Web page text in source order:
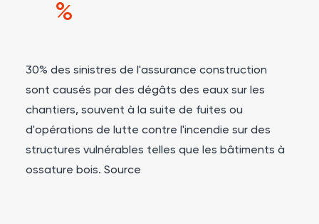
%
30% des sinistres de l'assurance construction
sont causés par des dégâts des eaux sur les
chantiers, souvent à la suite de fuites ou
d'opérations de lutte contre l'incendie sur des
structures vulnérables telles que les bâtiments à
ossature bois. Source